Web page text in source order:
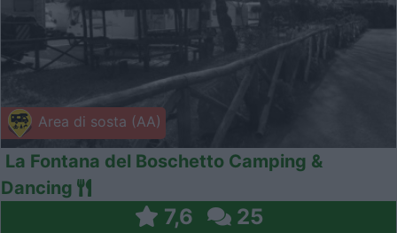
Area di sosta (AA)
La Fontana del Boschetto Camping &
Dancing
7,6 25